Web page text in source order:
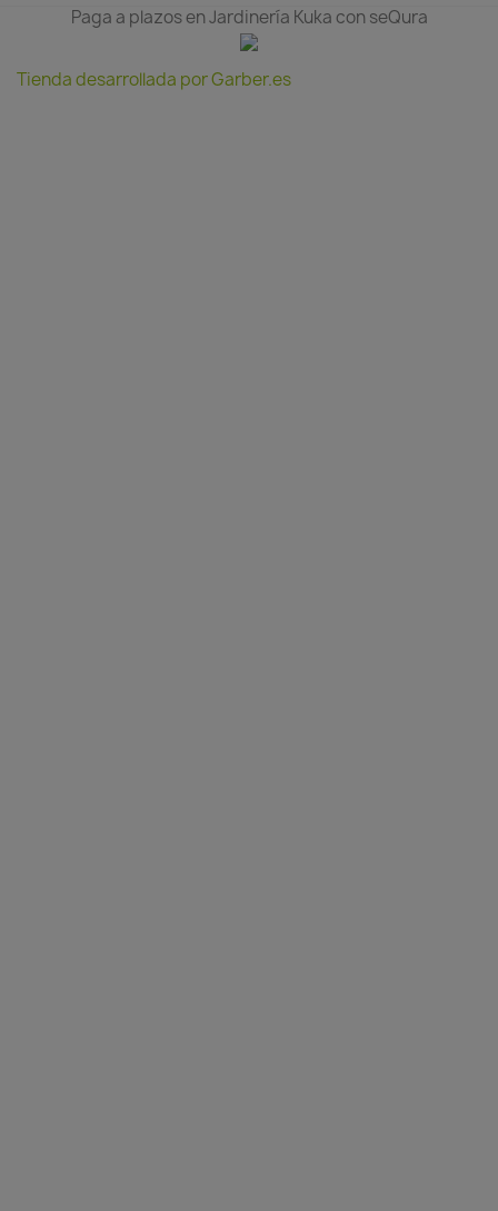
Paga a plazos en Jardinería Kuka con seQura
Tienda desarrollada por Garber.es